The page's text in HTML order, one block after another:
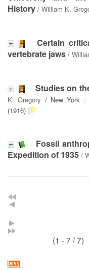
History / William K.
Certain
vertebrate jaws /
Studies on
K. Gregory / New York :
(1916)
Fossil
Expedition of 1935 /
(1 - 7 / 7)